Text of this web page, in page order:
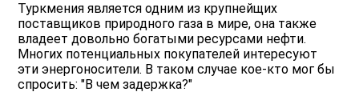
Туркмения является одним из крупнейщих
поставщиков природного газа в мире, она также
владеет довольно богатыми ресурсами нефти.
Многих потенциальных покупателей интересуют
эти энергоносители. В таком случае кое-кто мог бы
спросить: "В чем задержка?"